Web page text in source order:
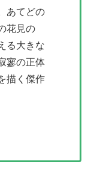
あてどの
花見の
る大きな
寥の正体
描く傑作